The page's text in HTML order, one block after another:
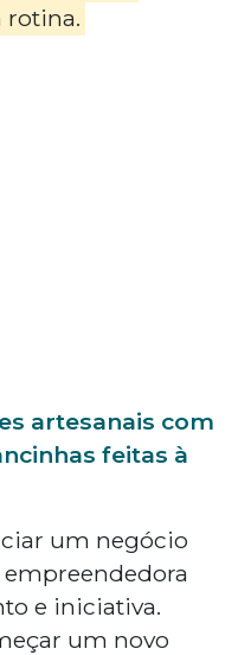
rotina.
artesanais com
feitas à
um negócio
e iniciativa.
um novo